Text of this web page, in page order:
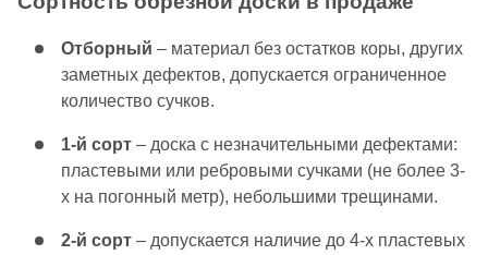
Отборный – материал без остатков коры, других
заметных дефектов, допускается ограниченное
количество сучков.
1-й сорт – доска с незначительными дефектами:
пластевыми или ребровыми сучками (не более 3-
х на погонный метр), небольшими трещинами.
2-й сорт – допускается наличие до 4-х пластевых